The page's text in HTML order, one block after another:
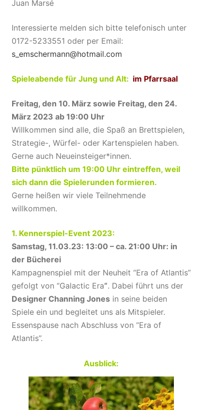
Juan Marsé
Interessierte melden sich bitte telefonisch unter
0172-5233551 oder per Email:
s_emschermann@hotmail.com
Spieleabende für Jung und Alt: im Pfarrsaal
Freitag, den 10. März sowie Freitag, den 24.
März 2023 ab 19:00 Uhr
Willkommen sind alle, die Spaß an Brettspielen,
Strategie-, Würfel- oder Kartenspielen haben.
Gerne auch Neueinsteiger*innen.
Bitte pünktlich um 19:00 Uhr eintreffen, weil
sich dann die Spielerunden formieren.
Gerne heißen wir viele Teilnehmende
willkommen.
1. Kennerspiel-Event 2023:
Samstag, 11.03.23: 13:00 – ca. 21:00 Uhr: in
der Bücherei
Kampagnenspiel mit der Neuheit “Era of Atlantis”
gefolgt von “Galactic Era“. Dabei führt uns der
Designer Channing Jones in seine beiden
Spiele ein und begleitet uns als Mitspieler.
Essenspause nach Abschluss von “Era of
Atlantis”.
Ausblick: